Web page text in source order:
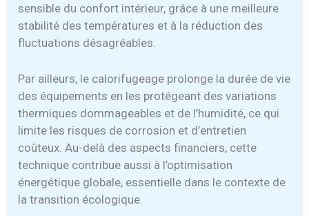
sensible du confort intérieur, grâce à une meilleure
stabilité des températures et à la réduction des
fluctuations désagréables.
Par ailleurs, le calorifugeage prolonge la durée de vie
des équipements en les protégeant des variations
thermiques dommageables et de l’humidité, ce qui
limite les risques de corrosion et d’entretien
coûteux. Au-delà des aspects financiers, cette
technique contribue aussi à l’optimisation
énergétique globale, essentielle dans le contexte de
la transition écologique.